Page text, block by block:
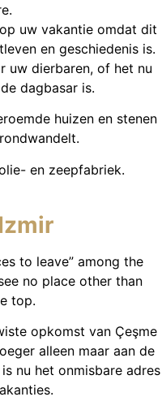
uw vakantie omdat dit
en geschiedenis is.
uw dierbaren, of het nu
dagbasar is.
huizen en stenen
en zeepfabriek.
to leave” among the
no place other than
top.
opkomst van Çeşme
alleen maar aan de
nu het onmisbare adres